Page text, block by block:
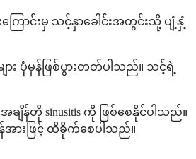
ြောင်းမှ သင့်နှာခေါင်းအတွင်းသို့ ပျံ့နှံ့
ား ပုံမှန်ဖြစ်ပွားတတ်ပါသည်။ သင့်ရဲ့
ျိန်တို sinusitis ကို ဖြစ်စေနိုင်ပါသည်။
ားဖြင့် ထိခိုက်စေပါသည်။